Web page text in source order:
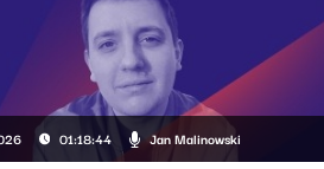
01:18:44 Jan Malinowski